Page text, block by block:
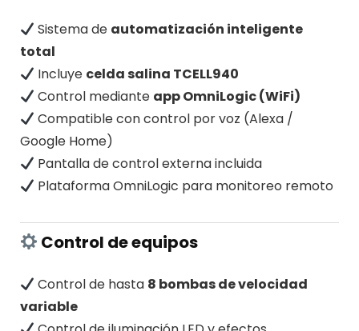
Sistema de automatización inteligente
total
Incluye celda salina TCELL940
Control mediante app OmniLogic (WiFi)
Compatible con control por voz (Alexa /
Google Home)
Pantalla de control externa incluida
Plataforma OmniLogic para monitoreo remoto
Control de equipos
Control de hasta 8 bombas de velocidad
variable